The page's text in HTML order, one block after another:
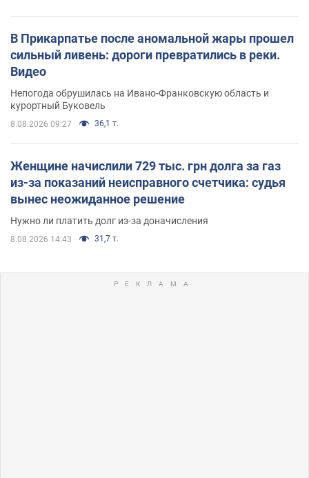
В Прикарпатье после аномальной жары прошел
сильный ливень: дороги превратились в реки.
Видео
Непогода обрушилась на Ивано-Франковскую область и
курортный Буковель
8.08.2026 09:27 36,1 т.
Женщине начислили 729 тыс. грн долга за газ
из-за показаний неисправного счетчика: судья
вынес неожиданное решение
Нужно ли платить долг из-за доначисления
8.08.2026 14:43 31,7 т.